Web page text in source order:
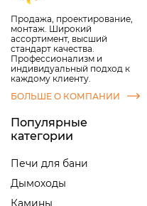
Продажа, проектирование,
монтаж. Широкий
ассортимент, высший
стандарт качества.
Профессионализм и
индивидуальный подход к
каждому клиенту.
БОЛЬШЕ О КОМПАНИИ
Популярные
категории
Печи для бани
Дымоходы
Камины